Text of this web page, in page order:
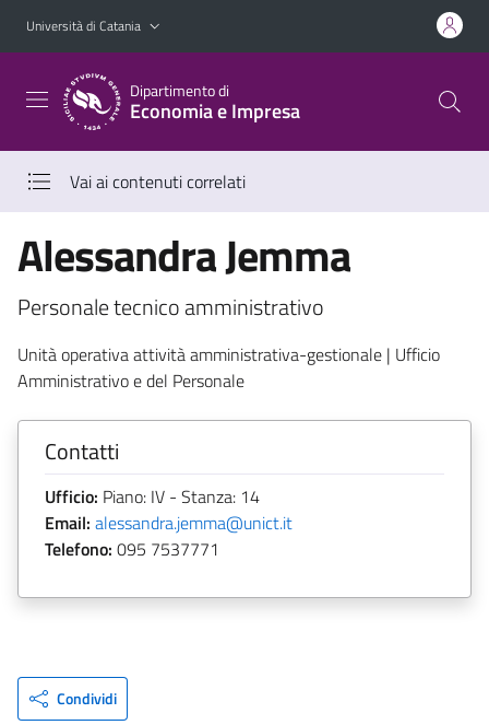
Vai al contenuto principale
Vai al menu di navigazione
Università di Catania
Dipartimento di
Economia e Impresa
Vai ai contenuti correlati
Alessandra Jemma
Personale tecnico amministrativo
Unità operativa attività amministrativa-gestionale | Ufficio
Amministrativo e del Personale
Contatti
Ufficio: Piano: IV - Stanza: 14
Email: alessandra.jemma@unict.it
Telefono: 095 7537771
Condividi